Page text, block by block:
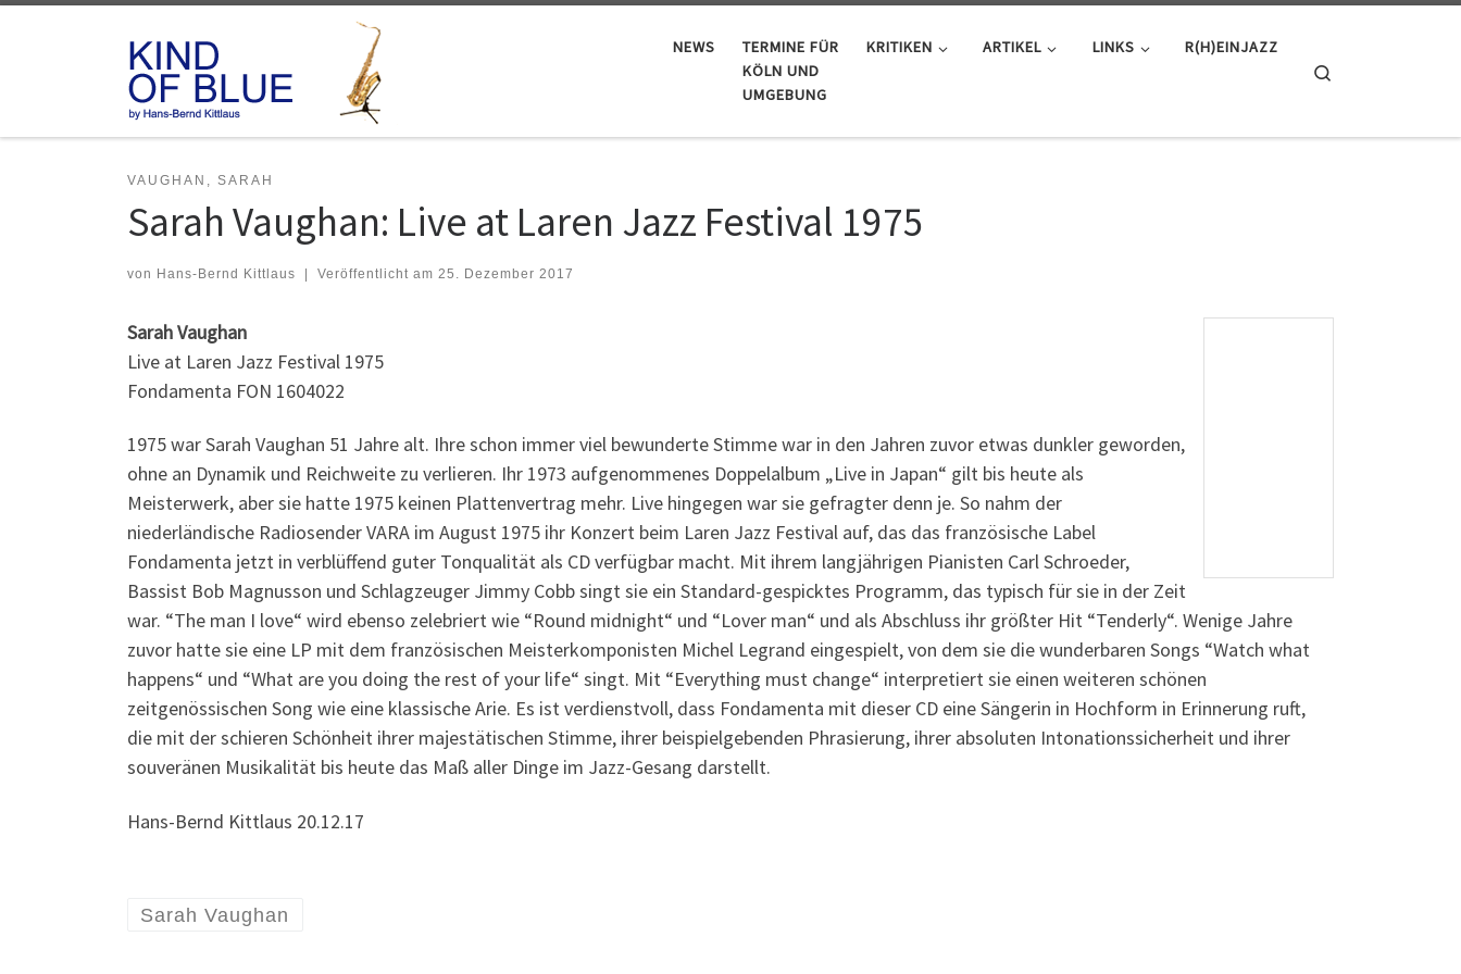
NEWS
TERMINE FÜR
KÖLN UND
UMGEBUNG
KRITIKEN ARTIKEL LINKS R(H)EINJAZZ
VAUGHAN, SARAH
Sarah Vaughan: Live at Laren Jazz Festival 1975
von Hans-Bernd Kittlaus | Veröffentlicht am 25. Dezember 2017
Sarah Vaughan
Live at Laren Jazz Festival 1975
Fondamenta FON 1604022
1975 war Sarah Vaughan 51 Jahre alt. Ihre schon immer viel bewunderte Stimme war in den Jahren zuvor etwas dunkler geworden,
ohne an Dynamik und Reichweite zu verlieren. Ihr 1973 aufgenommenes Doppelalbum „Live in Japan“ gilt bis heute als
Meisterwerk, aber sie hatte 1975 keinen Plattenvertrag mehr. Live hingegen war sie gefragter denn je. So nahm der
niederländische Radiosender VARA im August 1975 ihr Konzert beim Laren Jazz Festival auf, das das französische Label
Fondamenta jetzt in verblüffend guter Tonqualität als CD verfügbar macht. Mit ihrem langjährigen Pianisten Carl Schroeder,
Bassist Bob Magnusson und Schlagzeuger Jimmy Cobb singt sie ein Standard-gespicktes Programm, das typisch für sie in der Zeit
war. “The man I love“ wird ebenso zelebriert wie “Round midnight“ und “Lover man“ und als Abschluss ihr größter Hit “Tenderly“. Wenige Jahre
zuvor hatte sie eine LP mit dem französischen Meisterkomponisten Michel Legrand eingespielt, von dem sie die wunderbaren Songs “Watch what
happens“ und “What are you doing the rest of your life“ singt. Mit “Everything must change“ interpretiert sie einen weiteren schönen
zeitgenössischen Song wie eine klassische Arie. Es ist verdienstvoll, dass Fondamenta mit dieser CD eine Sängerin in Hochform in Erinnerung ruft,
die mit der schieren Schönheit ihrer majestätischen Stimme, ihrer beispielgebenden Phrasierung, ihrer absoluten Intonationssicherheit und ihrer
souveränen Musikalität bis heute das Maß aller Dinge im Jazz-Gesang darstellt.
Hans-Bernd Kittlaus 20.12.17
Sarah Vaughan